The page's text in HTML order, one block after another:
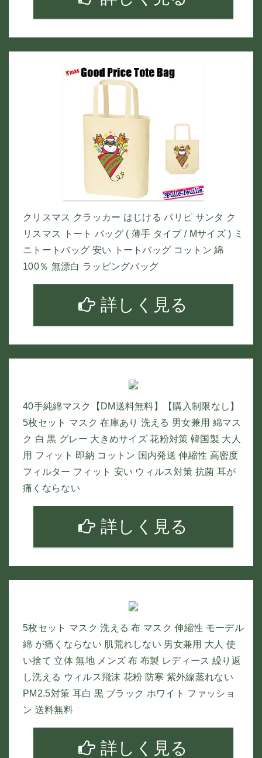
クリスマス クラッカー はじける パリピ サンタ ク
リスマス トート バッグ ( 薄手 タイプ / Mサイズ ) ミ
ニトートバッグ 安い トートバッグ コットン 綿
100％ 無漂白 ラッピングバッグ
詳しく見る
40手純綿マスク【DM送料無料】【購入制限なし】
5枚セット マスク 在庫あり 洗える 男女兼用 綿マス
ク 白 黒 グレー 大きめサイズ 花粉対策 韓国製 大人
用 フィット 即納 コットン 国内発送 伸縮性 高密度
フィルター フィット 安い ウィルス対策 抗菌 耳が
痛くならない
詳しく見る
5枚セット マスク 洗える 布 マスク 伸縮性 モーデル
綿 が痛くならない 肌荒れしない 男女兼用 大人 使
い捨て 立体 無地 メンズ 布 布製 レディース 繰り返
し洗える ウィルス飛沫 花粉 防寒 紫外線蒸れない
PM2.5対策 耳白 黒 ブラック ホワイト ファッショ
ン 送料無料
詳しく見る